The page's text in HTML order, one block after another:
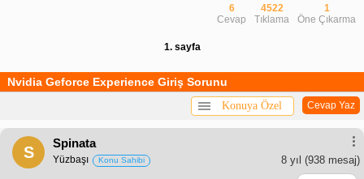
6
Cevap
4522
Tıklama
1
Öne Çıkarma
1. sayfa
Nvidia Geforce Experience Giriş Sorunu
Cevap Yaz
Konuya Özel
S
Spinata
8 yıl (938 mesaj)
Yüzbaşı Konu Sahibi